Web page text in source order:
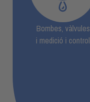
Bombes, vàlvules
i medició i control